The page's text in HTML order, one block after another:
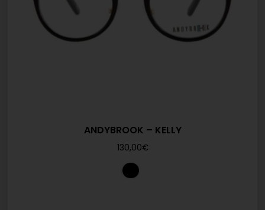
ANDYBROOK – KELLY
130,00€